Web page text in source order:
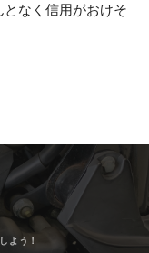
なく信用がおけそ